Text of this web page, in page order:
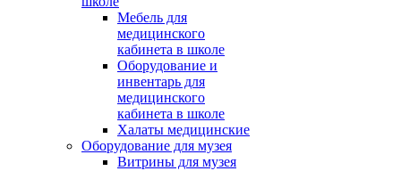
Мебель для
медицинского
кабинета в школе
Оборудование и
инвентарь для
медицинского
кабинета в школе
Халаты медицинские
Оборудование для музея
Витрины для музея